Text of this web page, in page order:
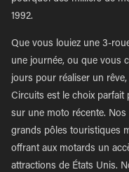
1992.
Que vous louiez une 3-
une journée, ou que vous
jours pour réaliser un
Circuits est le choix parfait
sur une moto récente.
grands pôles touristiques
offrant aux motards un
attractions de États Unis.